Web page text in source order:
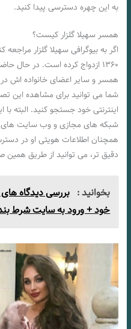
به این چهره دسترسی پیدا کنید.
همسر سهیلا گلزار کیست؟
اگر به بیوگرافی سهیلا گلزار
۱۳۶۰ ازدواج کرده است. در حال
همسر و سایر اعضای خانواده اش
شما می توانید برای مشاهده این
اینترنتی خود جستجو کنید. البته
شبکه های مجازی و وب سایت های
همچنان اطلاعات هویتی او در
دقیق تر، می توانید از طریق
بخوانید : بررسی دیدگاه
خود + ورود به سایت شرط